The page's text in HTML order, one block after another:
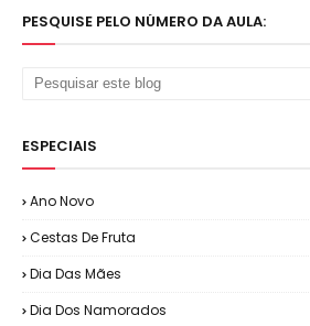
PESQUISE PELO NÚMERO DA AULA:
ESPECIAIS
Ano Novo
Cestas De Fruta
Dia Das Mães
Dia Dos Namorados